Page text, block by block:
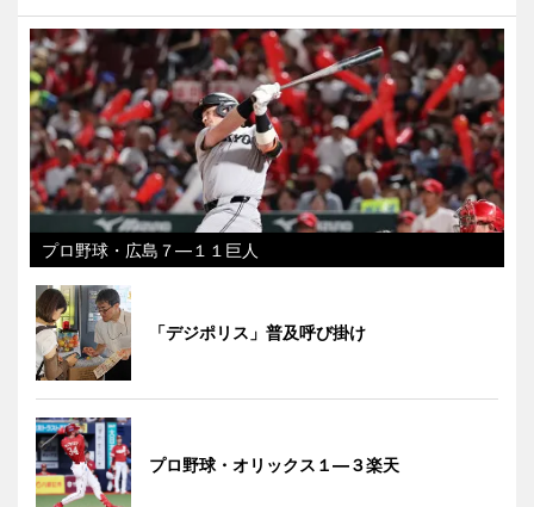
プロ野球・広島７―１１巨人
「デジポリス」普及呼び掛け
プロ野球・オリックス１―３楽天